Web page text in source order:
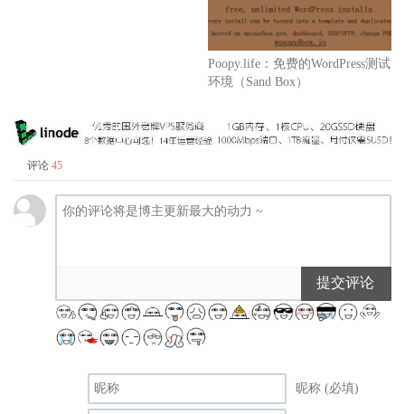
Poopy.life：免费的WordPress测试
环境（Sand Box）
评论 45
提交评论
昵称 (必填)